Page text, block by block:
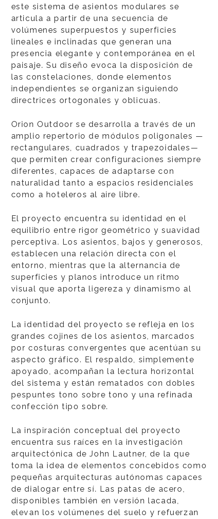
este sistema de asientos modulares se
articula a partir de una secuencia de
volúmenes superpuestos y superficies
lineales e inclinadas que generan una
presencia elegante y contemporánea en el
paisaje. Su diseño evoca la disposición de
las constelaciones, donde elementos
independientes se organizan siguiendo
directrices ortogonales y oblicuas.
Orion Outdoor se desarrolla a través de un
amplio repertorio de módulos poligonales —
rectangulares, cuadrados y trapezoidales—
que permiten crear configuraciones siempre
diferentes, capaces de adaptarse con
naturalidad tanto a espacios residenciales
como a hoteleros al aire libre.
El proyecto encuentra su identidad en el
equilibrio entre rigor geométrico y suavidad
perceptiva. Los asientos, bajos y generosos,
establecen una relación directa con el
entorno, mientras que la alternancia de
superficies y planos introduce un ritmo
visual que aporta ligereza y dinamismo al
conjunto.
La identidad del proyecto se refleja en los
grandes cojines de los asientos, marcados
por costuras convergentes que acentúan su
aspecto gráfico. El respaldo, simplemente
apoyado, acompañan la lectura horizontal
del sistema y están rematados con dobles
pespuntes tono sobre tono y una refinada
confección tipo sobre.
La inspiración conceptual del proyecto
encuentra sus raíces en la investigación
arquitectónica de John Lautner, de la que
toma la idea de elementos concebidos como
pequeñas arquitecturas autónomas capaces
de dialogar entre sí. Las patas de acero,
disponibles también en versión lacada,
elevan los volúmenes del suelo y refuerzan